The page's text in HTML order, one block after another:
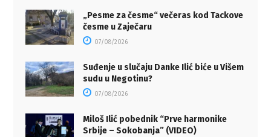
„Pesme za česme“ večeras kod Tackove
česme u Zaječaru
07/08/2026
Suđenje u slučaju Danke Ilić biće u Višem
sudu u Negotinu?
07/08/2026
Miloš Ilić pobednik “Prve harmonike
Srbije – Sokobanja” (VIDEO)